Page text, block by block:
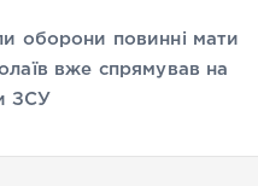
оборони повинні мати
вже спрямував на
ЗСУ